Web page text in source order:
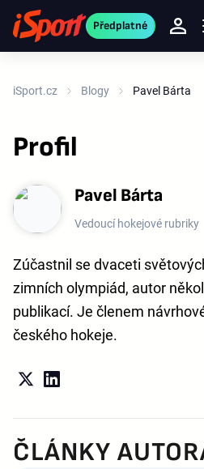
Předplatné
iSport.cz Blogy Pavel Bárta
Profil
Pavel Bárta
Vedoucí hokejové rubriky
Zúčastnil se dvaceti
zimních olympiád, autor
publikací. Je členem
českého hokeje.
ČLÁNKY